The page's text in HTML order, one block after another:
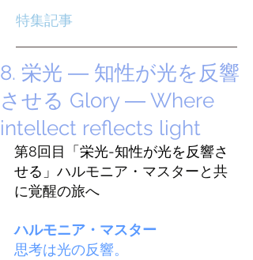
特集記事
8. 栄光 ― 知性が光を反響
させる Glory ― Where
intellect reflects light
第8回目
「栄光-知性が光を反響さ
せる」 ハルモニア・マスターと共
に覚醒の旅へ
ハルモニア・マスター
思考は光の反響。